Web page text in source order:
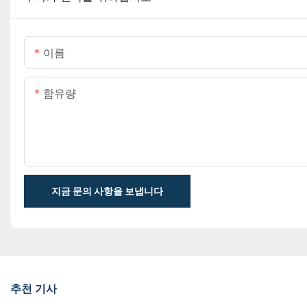
이름
함유량
지금 문의 사항을 보냅니다
추천 기사